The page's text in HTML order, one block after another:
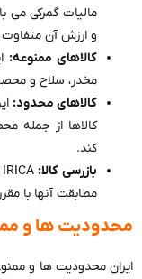
مالیات گمرکی می
و ارزش آن
کالاهای ممنوعه:
مخدر، سلاح و
کالاهای محدود:
کالاها از جمله
کند.
بازرسی کالا:
مطابقت آنها با
محدودیت ها و
ایران محدودیت ها و